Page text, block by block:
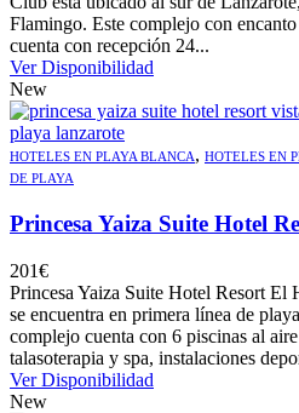
Flamingo. Este complejo con
cuenta con recepción 24...
Ver Disponibilidad
New
HOTELES EN PLAYA BLANCA, HOTELES EN
DE PLAYA
Princesa Yaiza Suite Hotel
201€
Princesa Yaiza Suite Hotel Resort El
se encuentra en primera línea de
complejo cuenta con 6 piscinas al
talasoterapia y spa, instalaciones
Ver Disponibilidad
New